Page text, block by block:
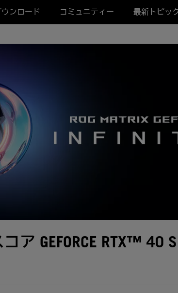
ウンロード コミュニティー 最新トピッ
GEFORCE RTX™ 40